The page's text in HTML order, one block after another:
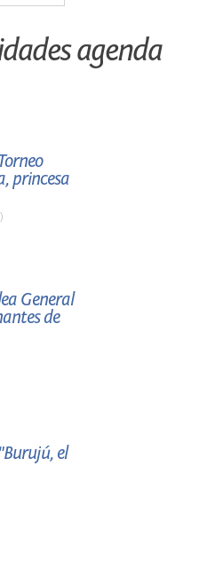
agenda
princesa
General
de
el